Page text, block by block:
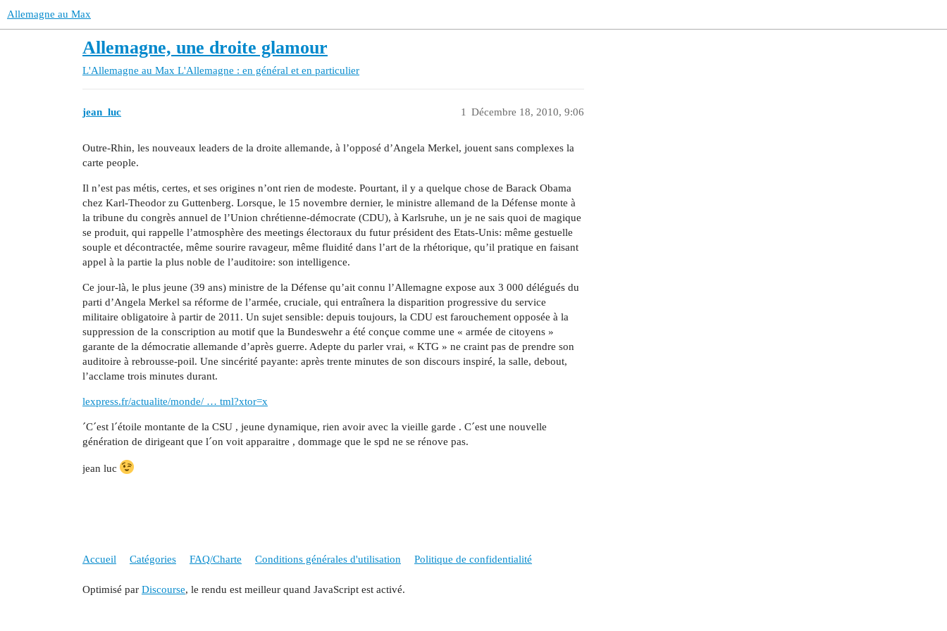
Allemagne au Max
Allemagne, une droite glamour
L'Allemagne au Max L'Allemagne : en général et en particulier
jean_luc Décembre 18, 2010, 9:06
1
Outre-Rhin, les nouveaux leaders de la droite allemande, à l’opposé d’Angela Merkel, jouent sans complexes la
carte people.
Il n’est pas métis, certes, et ses origines n’ont rien de modeste. Pourtant, il y a quelque chose de Barack Obama
chez Karl-Theodor zu Guttenberg. Lorsque, le 15 novembre dernier, le ministre allemand de la Défense monte à
la tribune du congrès annuel de l’Union chrétienne-démocrate (CDU), à Karlsruhe, un je ne sais quoi de magique
se produit, qui rappelle l’atmosphère des meetings électoraux du futur président des Etats-Unis: même gestuelle
souple et décontractée, même sourire ravageur, même fluidité dans l’art de la rhétorique, qu’il pratique en faisant
appel à la partie la plus noble de l’auditoire: son intelligence.
Ce jour-là, le plus jeune (39 ans) ministre de la Défense qu’ait connu l’Allemagne expose aux 3 000 délégués du
parti d’Angela Merkel sa réforme de l’armée, cruciale, qui entraînera la disparition progressive du service
militaire obligatoire à partir de 2011. Un sujet sensible: depuis toujours, la CDU est farouchement opposée à la
suppression de la conscription au motif que la Bundeswehr a été conçue comme une « armée de citoyens »
garante de la démocratie allemande d’après guerre. Adepte du parler vrai, « KTG » ne craint pas de prendre son
auditoire à rebrousse-poil. Une sincérité payante: après trente minutes de son discours inspiré, la salle, debout,
l’acclame trois minutes durant.
lexpress.fr/actualite/monde/ … tml?xtor=x
´C´est l´étoile montante de la CSU , jeune dynamique, rien avoir avec la vieille garde . C´est une nouvelle
génération de dirigeant que l´on voit apparaitre , dommage que le spd ne se rénove pas.
jean luc
Accueil Catégories FAQ/Charte Conditions générales d'utilisation Politique de confidentialité
Optimisé par Discourse, le rendu est meilleur quand JavaScript est activé.